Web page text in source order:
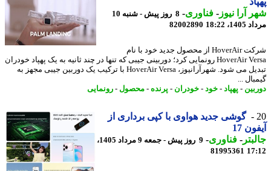
آرا نیوز-فناوری-
8 روز پیش - شنبه 10
18:22
82002890
شرکت HoverAir از محصول جدید خود با نام
HoverAir Versa رونمایی کرد؛ دوربینی جیبی که تنها در چند ثانیه به یک پهپاد خودران
تبدیل می شود. شهرآرانیوز، HoverAir Versa با ترکیب یک دوربین جیبی مجهز به
...
-پهپاد -خود -خودران- پرنده-محصول-رونمایی
گوشی جدید هواوی با کپی برداری از
17
-فناوری-
9 روز پیش - جمعه 9 مرداد 1405،
81995361